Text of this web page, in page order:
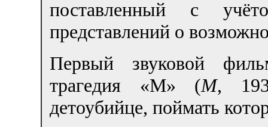
поставленный с
представлений о
Первый звуковой
трагедия «М» (M,
детоубийце, поймать